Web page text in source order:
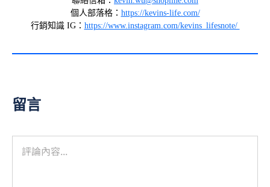
個人部落格： https://kevins-life.com/
行銷知識 IG： https://www.instagram.com/kevins_lifesnote/
留言